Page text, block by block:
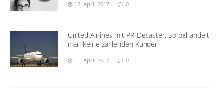
12. April 2017 0
United Airlines mit PR-Desaster: So behandelt
man keine zahlenden Kunden
11. April 2017 0